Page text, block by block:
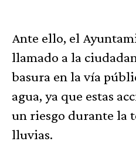
Ante ello, el
llamado a la
basura en la vía
agua, ya que estas
un riesgo durante la
lluvias.